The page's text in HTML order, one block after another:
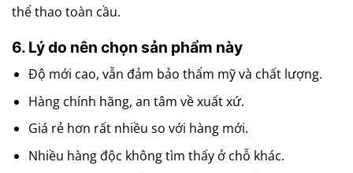
thể thao toàn cầu.
6. Lý do nên chọn sản phẩm này
Độ mới cao, vẫn đảm bảo thẩm mỹ và chất lượng.
Hàng chính hãng, an tâm về xuất xứ.
Giá rẻ hơn rất nhiều so với hàng mới.
Nhiều hàng độc không tìm thấy ở chỗ khác.